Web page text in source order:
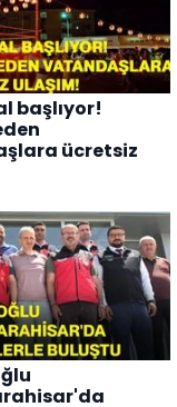
başlıyor!
ücretsiz